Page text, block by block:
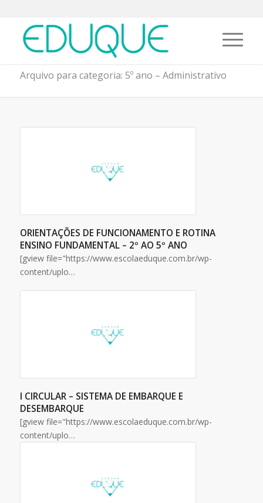
Arquivo para categoria: 5º ano – Administrativo
ORIENTAÇÕES DE FUNCIONAMENTO E ROTINA
ENSINO FUNDAMENTAL – 2º AO 5º ANO
[gview file="https://www.escolaeduque.com.br/wp-
content/uplo…
I CIRCULAR – SISTEMA DE EMBARQUE E
DESEMBARQUE
[gview file="https://www.escolaeduque.com.br/wp-
content/uplo…